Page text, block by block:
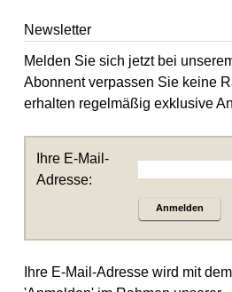
Newsletter
Melden Sie sich jetzt bei
Abonnent verpassen Sie keine
erhalten regelmäßig exklusive
Ihre E-Mail-
Adresse:
Anmelden
Ihre E-Mail-Adresse wird mit